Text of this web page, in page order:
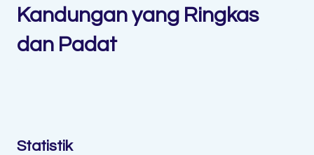
Kandungan yang Ringkas
dan Padat
Statistik